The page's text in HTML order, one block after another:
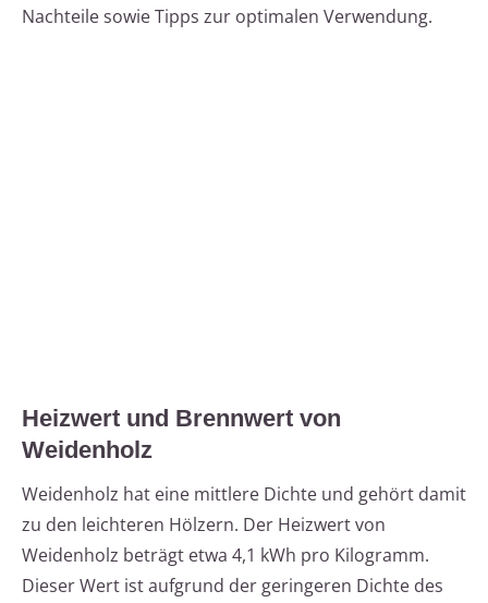
Nachteile sowie Tipps zur optimalen Verwendung.
Heizwert und Brennwert von
Weidenholz
Weidenholz hat eine mittlere Dichte und gehört damit
zu den leichteren Hölzern. Der Heizwert von
Weidenholz beträgt etwa 4,1 kWh pro Kilogramm.
Dieser Wert ist aufgrund der geringeren Dichte des